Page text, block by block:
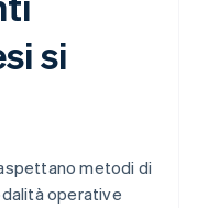
si
metodi di
operative